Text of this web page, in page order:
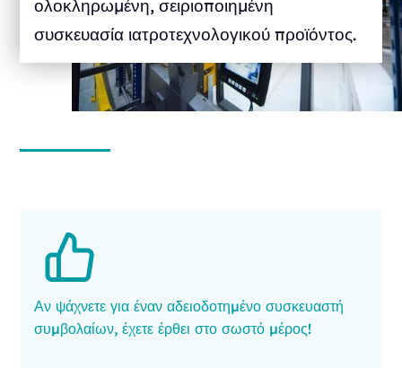
ολοκληρωμένη, σειριοποιημένη
συσκευασία ιατροτεχνολογικού προϊόντος.
Αν ψάχνετε για έναν αδειοδοτημένο συσκευαστή
συμβολαίων, έχετε έρθει στο σωστό μέρος!